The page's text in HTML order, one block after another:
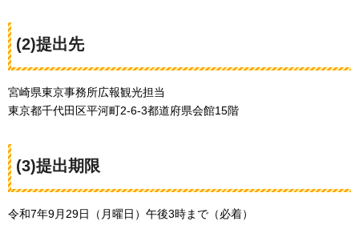
(2)提出先
宮崎県東京事務所広報観光担当
東京都千代田区平河町2-6-3都道府県会館15階
(3)提出期限
令和7年9月29日（月曜日）午後3時まで（必着）